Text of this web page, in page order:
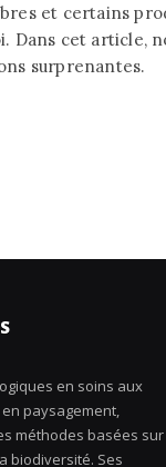
et certains
Dans cet article,
surprenantes.
en soins aux
paysagement,
méthodes basées sur
biodiversité. Ses